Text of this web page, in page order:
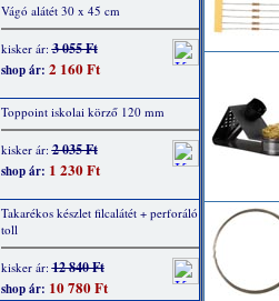
Vágó alátét 30 x 45 cm
kisker ár:3 055 Ft
shop ár: 2 160 Ft
Toppoint iskolai körző 120 mm
kisker ár:2 035 Ft
shop ár: 1 230 Ft
Takarékos készlet filcalátét + perforáló
toll
kisker ár:12 840 Ft
shop ár: 10 780 Ft